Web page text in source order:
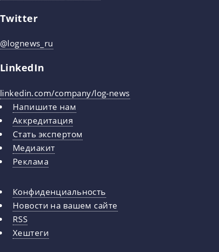
Twitter
@lognews_ru
LinkedIn
linkedin.com/company/log-news
Напишите нам
Аккредитация
Стать экспертом
Медиакит
Реклама
Конфиденциальность
Новости на вашем сайте
RSS
Хештеги